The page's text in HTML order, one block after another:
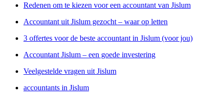
Redenen om te kiezen voor een accountant van Jislum
Accountant uit Jislum gezocht – waar op letten
3 offertes voor de beste accountant in Jislum (voor jou)
Accountant Jislum – een goede investering
Veelgestelde vragen uit Jislum
accountants in Jislum